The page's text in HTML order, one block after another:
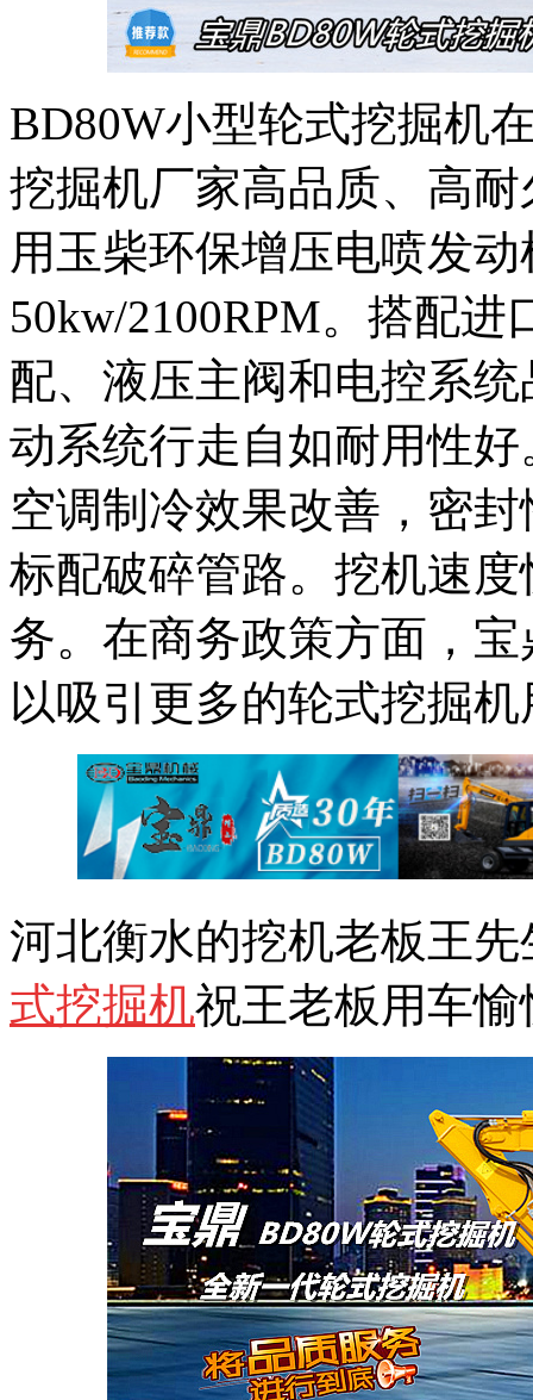
BD80W小型轮式挖掘机
挖掘机厂家高品质、高
用玉柴环保增压电喷发
50kw/2100RPM。搭配
配、液压主阀和电控系
动系统行走自如耐用性
空调制冷效果改善，密
标配破碎管路。挖机速
务。在商务政策方面，
以吸引更多的轮式挖掘
河北衡水的挖机老板王
式挖掘机祝王老板用车愉